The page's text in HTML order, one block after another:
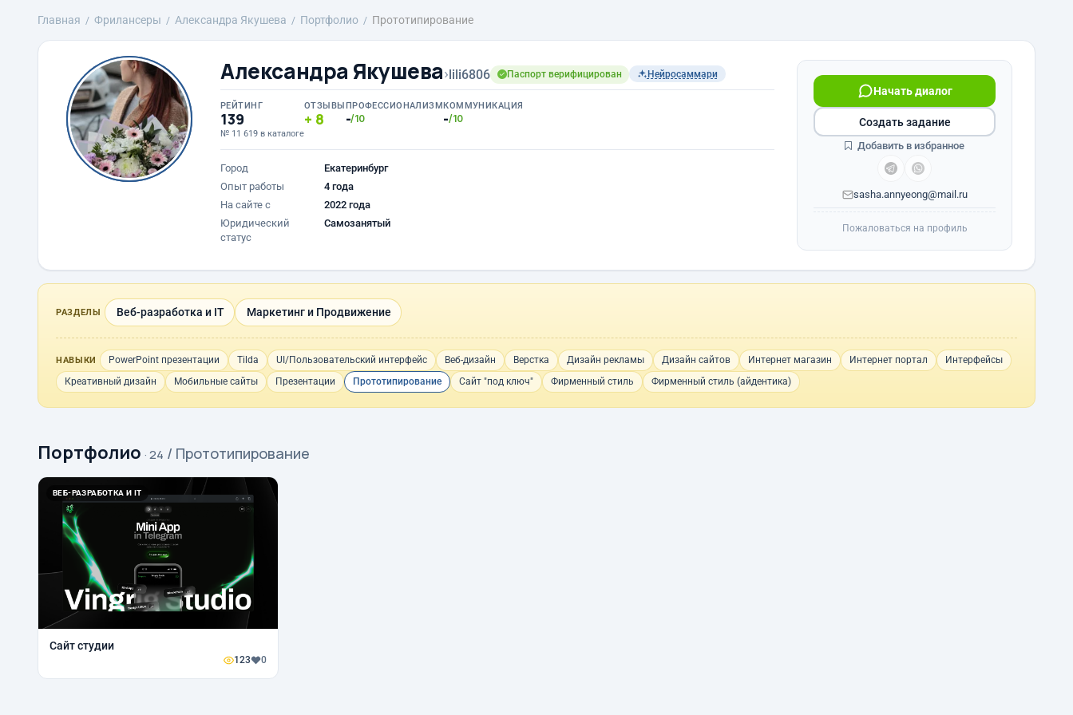
Главная Фрилансеры Александра Якушева Портфолио Прототипирование
Александра Якушева›lili6806 Паспорт верифицирован Нейросаммари
РЕЙТИНГ
139
№ 11 619 в каталоге
ОТЗЫВЫ
8
ПРОФЕССИОНАЛИЗМ
-/10
КОММУНИКАЦИЯ
-/10
Город
Екатеринбург
Опыт работы
4 года
На сайте с
2022 года
Юридический
статус
Самозанятый
Начать диалог
sasha.annyeong@mail.ru
Создать задание
Добавить в избранное
Пожаловаться на профиль
РАЗДЕЛЫ Веб-разработка и IT Маркетинг и Продвижение
НАВЫКИ PowerPoint презентации Tilda UI/Пользовательский интерфейс Веб-дизайн Верстка Дизайн рекламы Дизайн сайтов Интернет магазин Интернет портал
Интерфейсы
Креативный дизайн
Мобильные сайты Презентации Прототипирование Сайт "под ключ" Фирменный стиль Фирменный стиль (айдентика)
Портфолио · 24 / Прототипирование
ВЕБ-РАЗРАБОТКА И IT
Сайт студии
123 0